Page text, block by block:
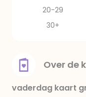
20-29
30+
Over de
vaderdag kaart